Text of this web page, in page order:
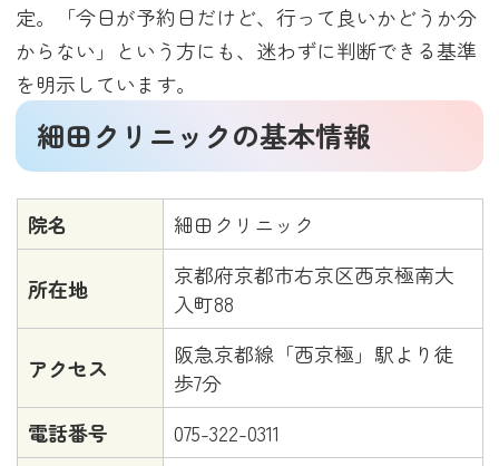
定。「今日が予約日だけど、行って良いかどうか分
からない」という方にも、迷わずに判断できる基準
を明示しています。
細田クリニックの基本情報
院名 細田クリニック
所在地
京都府京都市右京区西京極南大
入町88
アクセス
阪急京都線「西京極」駅より徒
歩7分
電話番号
075-322-0311